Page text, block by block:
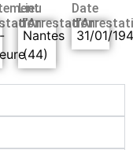
Lieu
d’Arrestation
Nantes
(44)
Date
31/01/